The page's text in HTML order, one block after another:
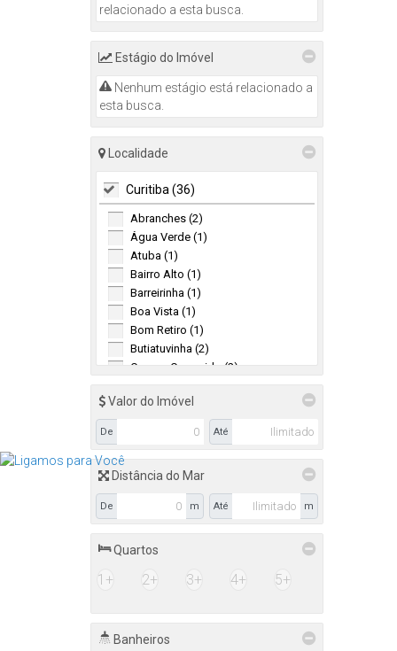
relacionado a esta busca.
Estágio do Imóvel
Nenhum estágio está relacionado a
esta busca.
Localidade
Curitiba (36)
Abranches (2)
Água Verde (1)
Atuba (1)
Bairro Alto (1)
Barreirinha (1)
Boa Vista (1)
Bom Retiro (1)
Butiatuvinha (2)
Campo Comprido (2)
Mossunguê (1)
Novo Mundo (6)
Portão (1)
Rebouças (1)
Santa Cândida (2)
Santa Felicidade (2)
Taboão (1)
Tingui (1)
Uberaba (1)
Almirante Tamandaré (4)
Valor do Imóvel
De Até
Distância do Mar
De m Até m
Quartos
1+ 2+ 3+ 4+ 5+
Banheiros